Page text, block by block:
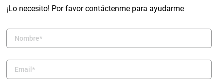
¡Lo necesito! Por favor contáctenme para ayudarme
amortiguador